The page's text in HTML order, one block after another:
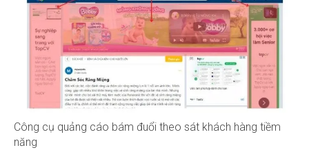
Công cụ quảng cáo bám đuổi theo sát khách hàng tiềm
năng